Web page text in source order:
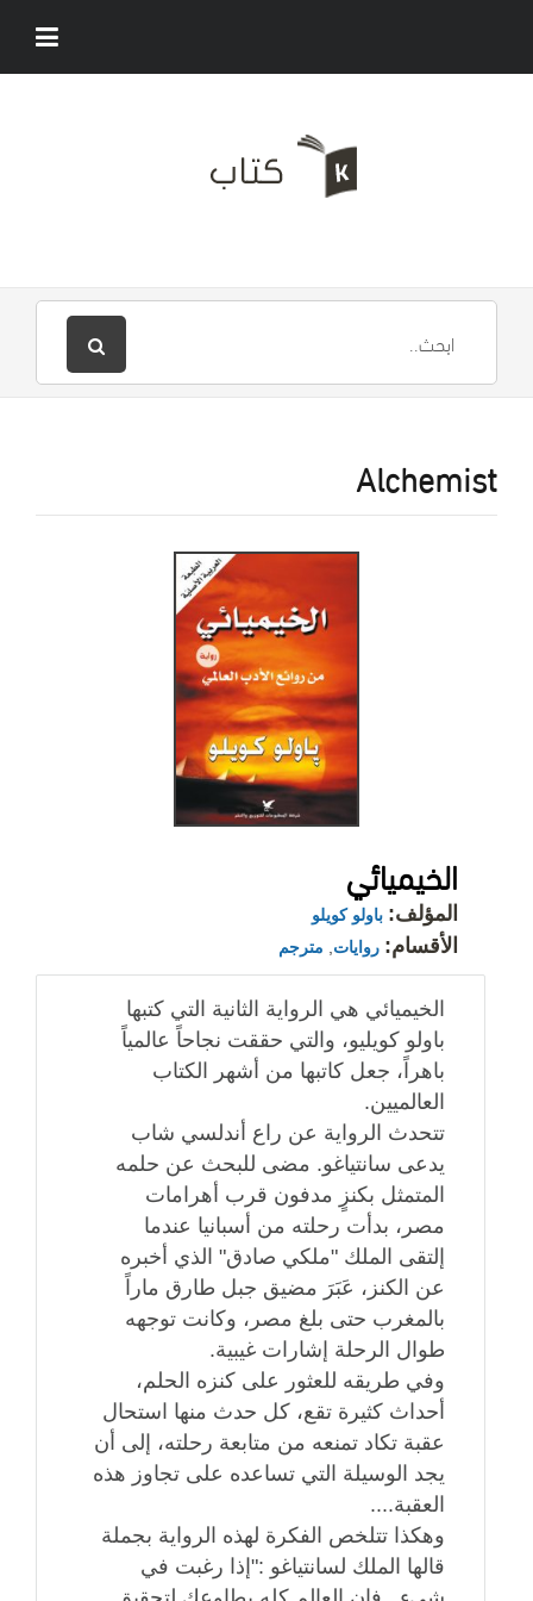
Alchemist
الخيميائي
المؤلف: باولو كويلو
الأقسام: روايات مترجم
الخيميائي هي الرواية الثانية التي كتبها
باولو كويليو، والتي حققت نجاحاً عالمياً
باهراً، جعل كاتبها من أشهر الكتاب
العالميين.
تتحدث الرواية عن راع أندلسي شاب
يدعى سانتياغو. مضى للبحث عن حلمه
المتمثل بكنزٍ مدفون قرب أهرامات
مصر، بدأت رحلته من أسبانيا عندما
إلتقى الملك "ملكي صادق" الذي أخبره
عن الكنز، عَبَرَ مضيق جبل طارق ماراً
بالمغرب حتى بلغ مصر، وكانت توجهه
طوال الرحلة إشارات غيبية.
وفي طريقه للعثور على كنزه الحلم،
أحداث كثيرة تقع، كل حدث منها استحال
عقبة تكاد تمنعه من متابعة رحلته، إلى أن
يجد الوسيلة التي تساعده على تجاوز هذه
العقبة....
وهكذا تتلخص الفكرة لهذه الرواية بجملة
قالها الملك لسانتياغو :"إذا رغبت في